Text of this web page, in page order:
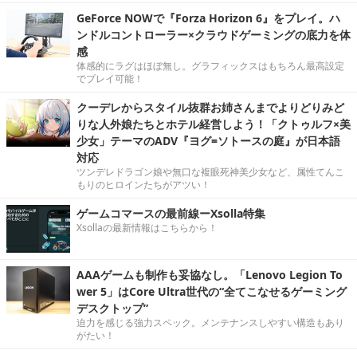
GeForce NOWで『Forza Horizon 6』をプレイ。ハ
ンドルコントローラー×クラウドゲーミングの底力を体
感
体感的にラグはほぼ無し。グラフィックスはもちろん最高設定
でプレイ可能！
クーデレからスタイル抜群お姉さんまでよりどりみど
りな人外娘たちとホテル経営しよう！「クトゥルフ×美
少女」テーマのADV『ヨグ=ソトースの庭』が日本語
対応
ツンデレドラゴン娘や無口な複眼死神美少女など、属性てんこ
もりのヒロインたちがアツい！
ゲームコマースの最前線ーXsolla特集
Xsollaの最新情報はこちらから！
AAAゲームも制作も妥協なし。「Lenovo Legion To
wer 5」はCore Ultra世代の“全てこなせるゲーミング
デスクトップ”
迫力を感じる強力スペック。メンテナンスしやすい構造もあり
がたい！